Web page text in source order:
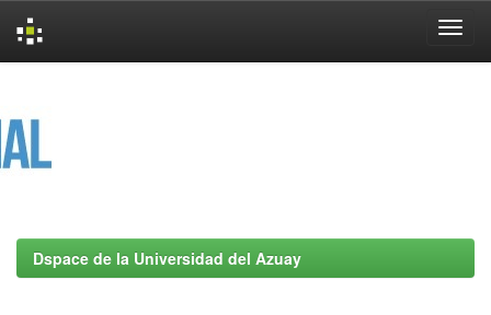
Dspace de la Universidad del Azuay